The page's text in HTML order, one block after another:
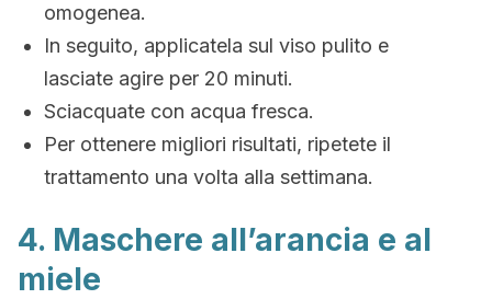
omogenea.
In seguito, applicatela sul viso pulito e
lasciate agire per 20 minuti.
Sciacquate con acqua fresca.
Per ottenere migliori risultati, ripetete il
trattamento una volta alla settimana.
4. Maschere all’arancia e al
miele